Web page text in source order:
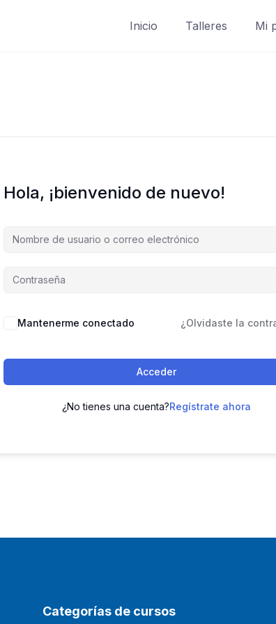
Inicio Talleres Mi
Hola, ¡bienvenido de nuevo!
Mantenerme conectado ¿Olvidaste la
Acceder
¿No tienes una cuenta?Regístrate ahora
Categorías de cursos